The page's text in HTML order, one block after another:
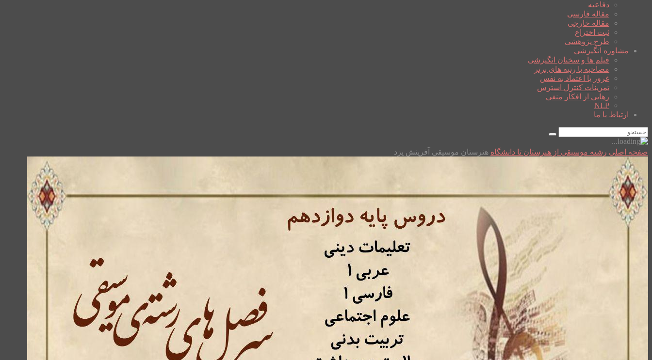
دفاعیه
مقاله فارسی
مقاله خارجی
ثبت اختراع
طرح پژوهشی
مشاوره انگیزشی
فیلم ها و سخنان انگیزشی
مصاحبه با رتبه های برتر
غرور یا اعتماد به نفس
تمرینات کنترل استرس
رهایی از افکار منفی
NLP
ارتباط با ما
صفحه اصلی رشته موسیقی از هنرستان تا دانشگاه هنرستان موسیقی آفرینش یزد